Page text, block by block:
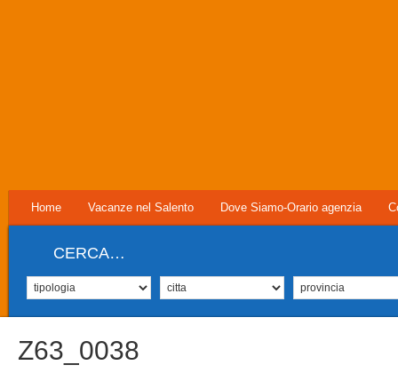
Home Vacanze nel Salento Dove Siamo-Orario agenzia
CERCA…
Z63_0038